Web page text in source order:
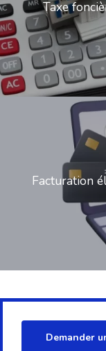
Taxe
Facturation
Demander